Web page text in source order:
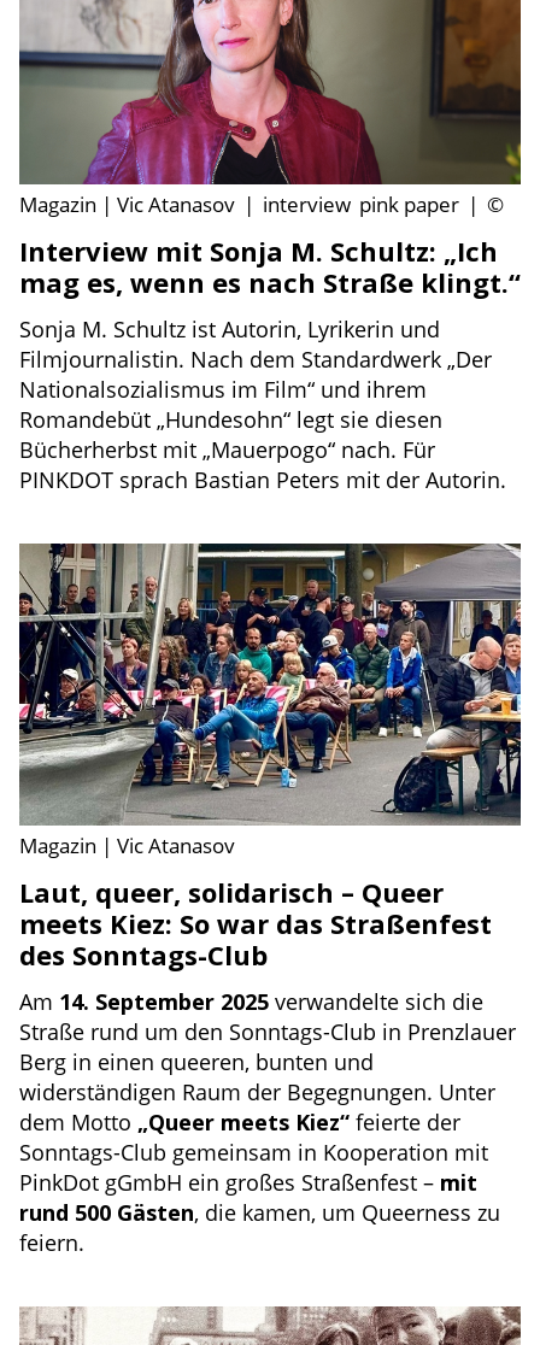
Magazin | Vic Atanasov | interview pink paper | ©
Interview mit Sonja M. Schultz: „Ich
mag es, wenn es nach Straße klingt.“
Sonja M. Schultz ist Autorin, Lyrikerin und
Filmjournalistin. Nach dem Standardwerk „Der
Nationalsozialismus im Film“ und ihrem
Romandebüt „Hundesohn“ legt sie diesen
Bücherherbst mit „Mauerpogo“ nach. Für
PINKDOT sprach Bastian Peters mit der Autorin.
Magazin | Vic Atanasov
Laut, queer, solidarisch – Queer
meets Kiez: So war das Straßenfest
des Sonntags-Club
Am 14. September 2025 verwandelte sich die
Straße rund um den Sonntags-Club in Prenzlauer
Berg in einen queeren, bunten und
widerständigen Raum der Begegnungen. Unter
dem Motto „Queer meets Kiez“ feierte der
Sonntags-Club gemeinsam in Kooperation mit
PinkDot gGmbH ein großes Straßenfest – mit
rund 500 Gästen, die kamen, um Queerness zu
feiern.